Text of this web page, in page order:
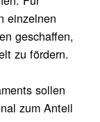
einzelnen
geschaffen,
zu fördern.
sollen
zum Anteil